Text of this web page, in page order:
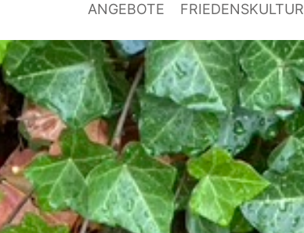
ANGEBOTE FRIEDENSKULTUR